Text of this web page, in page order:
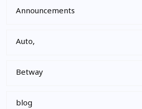
Announcements
Auto,
Betway
blog